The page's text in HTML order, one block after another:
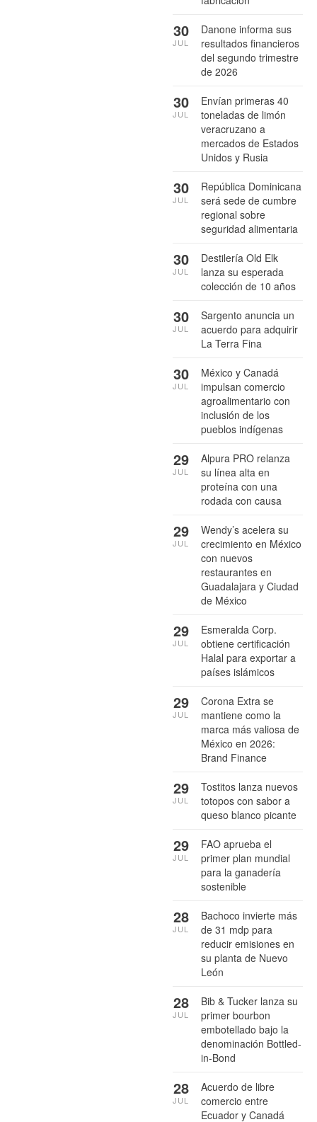
Danone informa sus
resultados financieros
del segundo trimestre
de 2026
30
JUL
Envían primeras 40
toneladas de limón
veracruzano a
mercados de Estados
Unidos y Rusia
30
JUL
República Dominicana
será sede de cumbre
regional sobre
seguridad alimentaria
30
JUL
Destilería Old Elk
lanza su esperada
colección de 10 años
30
JUL
Sargento anuncia un
acuerdo para adquirir
La Terra Fina
30
JUL
México y Canadá
impulsan comercio
agroalimentario con
inclusión de los
pueblos indígenas
30
JUL
Alpura PRO relanza
su línea alta en
proteína con una
rodada con causa
29
JUL
Wendy’s acelera su
crecimiento en México
con nuevos
restaurantes en
Guadalajara y Ciudad
de México
29
JUL
Esmeralda Corp.
obtiene certificación
Halal para exportar a
países islámicos
29
JUL
Corona Extra se
mantiene como la
marca más valiosa de
México en 2026:
Brand Finance
29
JUL
Tostitos lanza nuevos
totopos con sabor a
queso blanco picante
29
JUL
FAO aprueba el
primer plan mundial
para la ganadería
sostenible
29
JUL
Bachoco invierte más
de 31 mdp para
reducir emisiones en
su planta de Nuevo
León
28
JUL
Bib & Tucker lanza su
primer bourbon
embotellado bajo la
denominación Bottled-
in-Bond
28
JUL
Acuerdo de libre
comercio entre
Ecuador y Canadá
28
JUL